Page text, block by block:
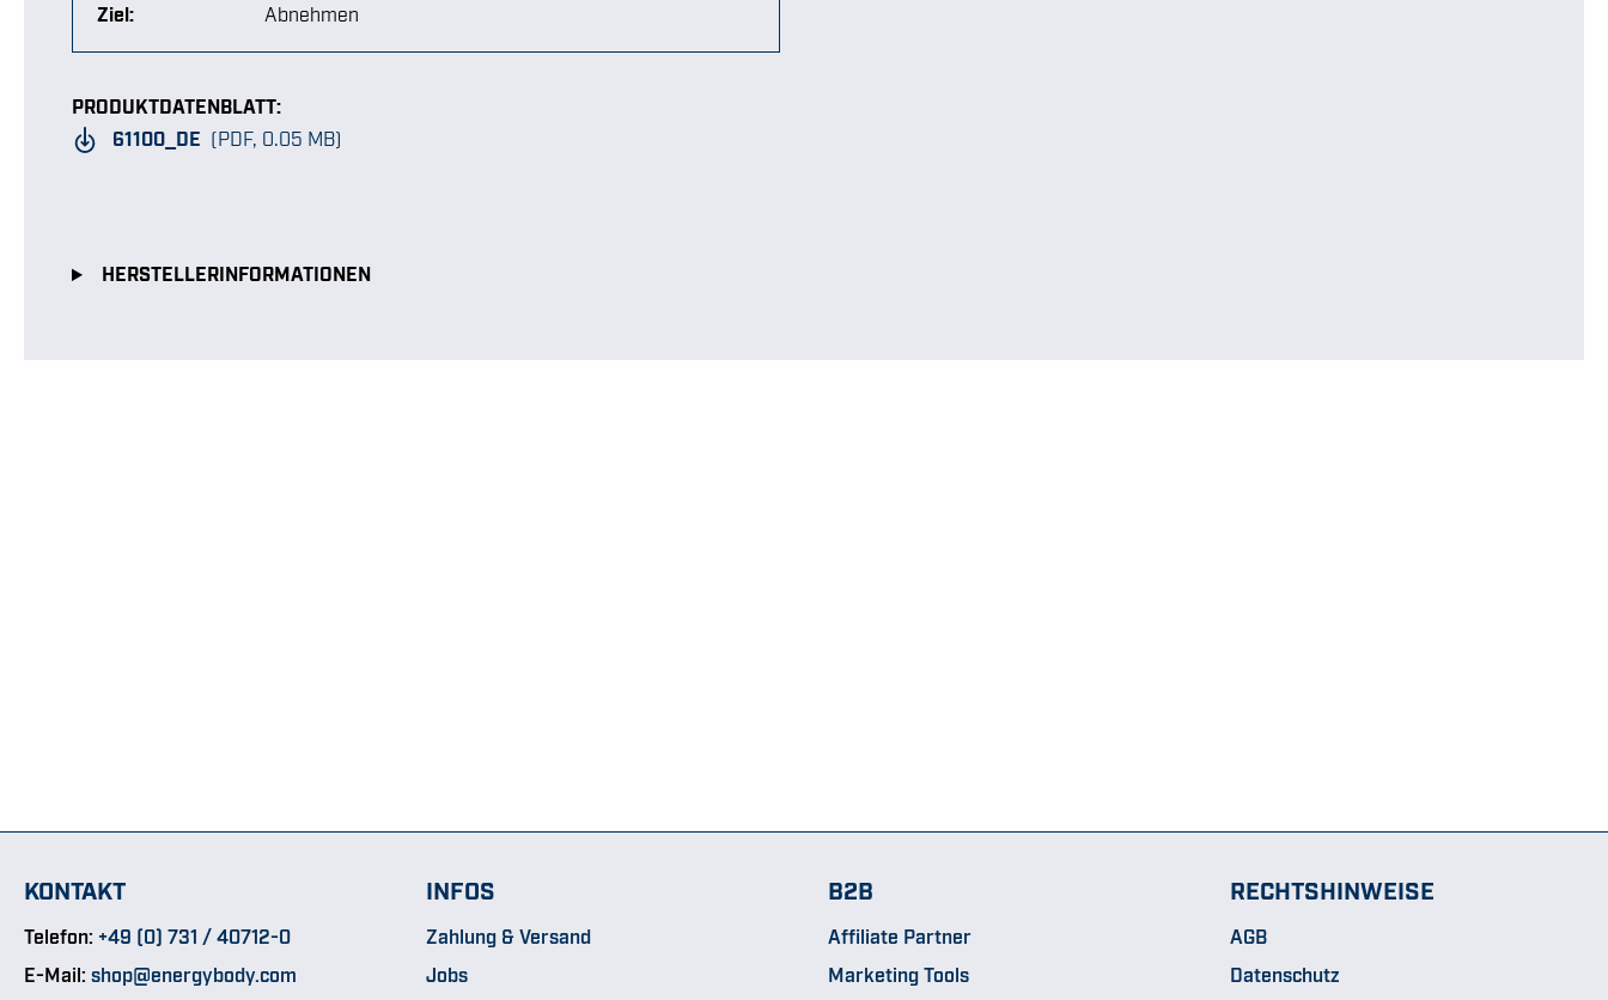
Ziel:
Abnehmen
PRODUKTDATENBLATT:
61100_DE (PDF, 0.05 MB)
HERSTELLERINFORMATIONEN
KONTAKT
Telefon: +49 (0) 731 / 40712-0
E-Mail: shop@energybody.com
INFOS
Zahlung & Versand
Jobs
B2B
Affiliate Partner
Marketing Tools
RECHTSHINWEISE
AGB
Datenschutz